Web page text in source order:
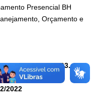
Presencial BH
Orçamento e
nº 8.666/93.
2022